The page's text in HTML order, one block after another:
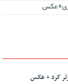
کرد + عکس